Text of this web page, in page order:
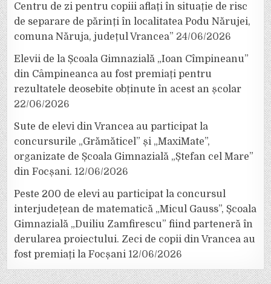
Centru de zi pentru copiii aflați în situație de risc
de separare de părinți în localitatea Podu Nărujei,
comuna Năruja, județul Vrancea” 24/06/2026
Elevii de la Școala Gimnazială „Ioan Cîmpineanu”
din Câmpineanca au fost premiați pentru
rezultatele deosebite obținute în acest an școlar
22/06/2026
Sute de elevi din Vrancea au participat la
concursurile „Grămăticel” și „MaxiMate”,
organizate de Școala Gimnazială „Ștefan cel Mare”
din Focșani. 12/06/2026
Peste 200 de elevi au participat la concursul
interjudețean de matematică „Micul Gauss”, Școala
Gimnazială „Duiliu Zamfirescu” fiind parteneră în
derularea proiectului. Zeci de copii din Vrancea au
fost premiați la Focșani 12/06/2026